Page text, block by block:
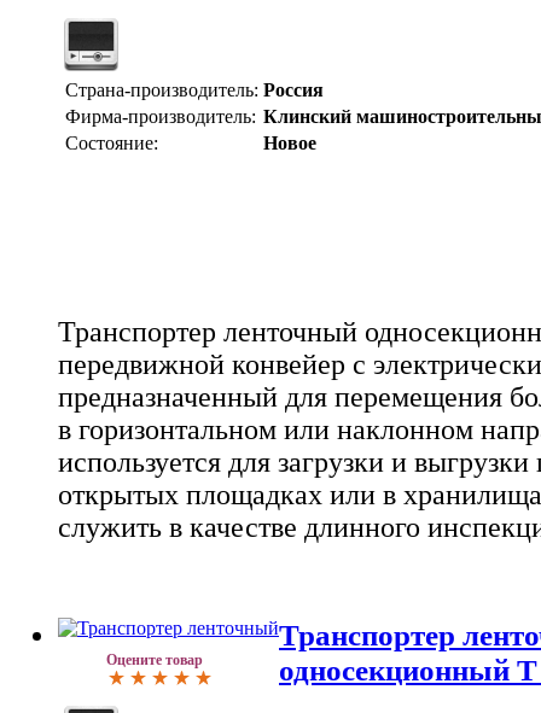
Страна-производитель: Россия
Фирма-производитель: Клинский
Состояние:
Новое
Транспортер ленточный
передвижной конвейер с
предназначенный для перемещения
в горизонтальном или наклонном
используется для загрузки и
открытых площадках или в
служить в качестве длинного
Оцените товар
Транспортер
односекционный